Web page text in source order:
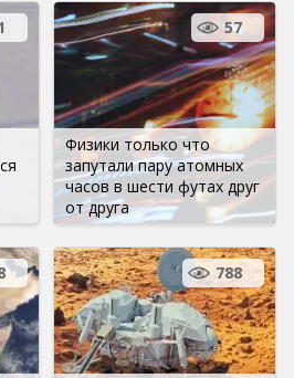
Физики только что
запутали пару атомных
часов в шести футах друг
от друга
57
788